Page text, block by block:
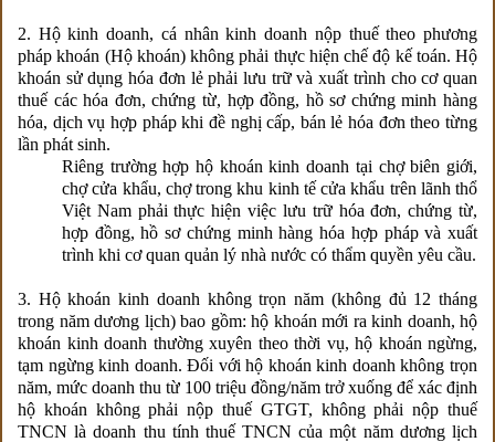
2. Hộ kinh doanh, cá nhân kinh doanh nộp thuế theo phương
pháp khoán (Hộ khoán) không phải thực hiện chế độ kế toán. Hộ
khoán sử dụng hóa đơn lẻ phải lưu trữ và xuất trình cho cơ quan
thuế các hóa đơn, chứng từ, hợp đồng, hồ sơ chứng minh hàng
hóa, dịch vụ hợp pháp khi đề nghị cấp, bán lẻ hóa đơn theo từng
lần phát sinh.
Riêng trường hợp hộ khoán kinh doanh tại chợ biên giới,
chợ cửa khẩu, chợ trong khu kinh tế cửa khẩu trên lãnh thổ
Việt Nam phải thực hiện việc lưu trữ hóa đơn, chứng từ,
hợp đồng, hồ sơ chứng minh hàng hóa hợp pháp và xuất
trình khi cơ quan quản lý nhà nước có thẩm quyền yêu cầu.
3. Hộ khoán kinh doanh không trọn năm (không đủ 12 tháng
trong năm dương lịch) bao gồm: hộ khoán mới ra kinh doanh, hộ
khoán kinh doanh thường xuyên theo thời vụ, hộ khoán ngừng,
tạm ngừng kinh doanh. Đối với hộ khoán kinh doanh không trọn
năm, mức doanh thu từ 100 triệu đồng/năm trở xuống để xác định
hộ khoán không phải nộp thuế GTGT, không phải nộp thuế
TNCN là doanh thu tính thuế TNCN của một năm dương lịch